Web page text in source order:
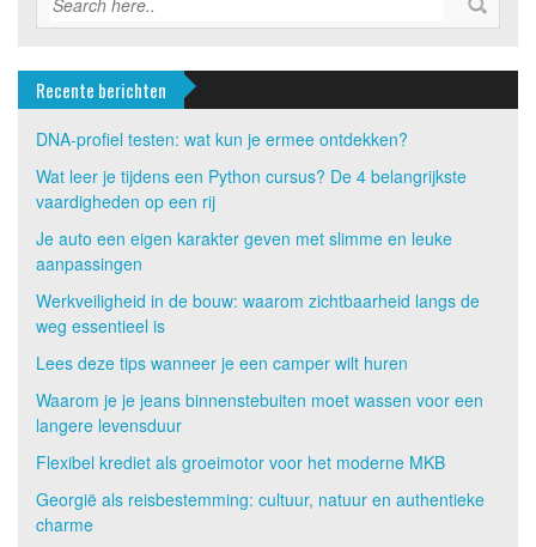
Recente berichten
DNA-profiel testen: wat kun je ermee ontdekken?
Wat leer je tijdens een Python cursus? De 4 belangrijkste
vaardigheden op een rij
Je auto een eigen karakter geven met slimme en leuke
aanpassingen
Werkveiligheid in de bouw: waarom zichtbaarheid langs de
weg essentieel is
Lees deze tips wanneer je een camper wilt huren
Waarom je je jeans binnenstebuiten moet wassen voor een
langere levensduur
Flexibel krediet als groeimotor voor het moderne MKB
Georgië als reisbestemming: cultuur, natuur en authentieke
charme